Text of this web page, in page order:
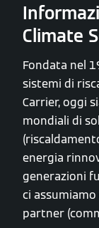
Climate
Fondata nel
sistemi di
Carrier, oggi
mondiali di
energia
generazioni
ci
partner